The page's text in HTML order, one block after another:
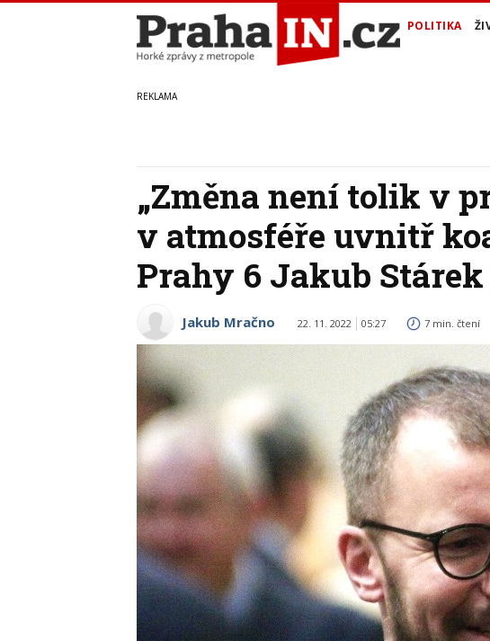
POLITIKA
„Změna není tolik v
v atmosféře uvnitř
Prahy 6 Jakub
Jakub Mračno 22. 11. 2022 05:27 7 min. čtení